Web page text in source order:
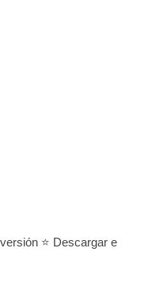
⭐ Descargar e